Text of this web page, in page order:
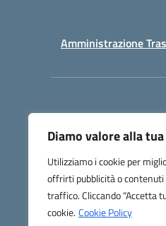
Diamo valore alla
Utilizziamo i cookie per
offrirti pubblicità o
traffico. Cliccando “Accetta
cookie. Cookie Policy
Amministrazione